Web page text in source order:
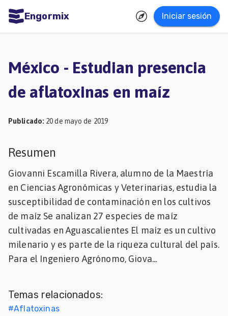
Engormix Iniciar sesión
Agricultura
Balanceados
Avicultura
Ganadería
Lechería
Micotoxinas
Mascotas
México - Estudian presencia
de aflatoxinas en maíz
Publicado: 20 de mayo de 2019
Resumen
Giovanni Escamilla Rivera, alumno de la Maestría
en Ciencias Agronómicas y Veterinarias, estudia la
susceptibilidad de contaminación en los cultivos
de maíz Se analizan 27 especies de maíz
cultivadas en Aguascalientes El maíz es un cultivo
milenario y es parte de la riqueza cultural del país.
Para el Ingeniero Agrónomo, Giova...
Temas relacionados:
#Aflatoxinas